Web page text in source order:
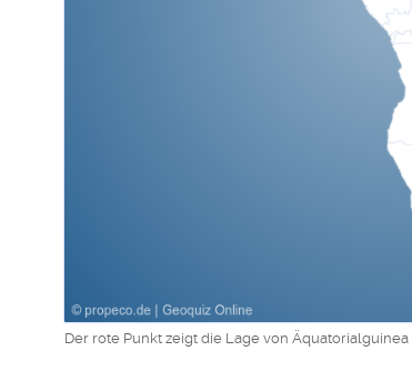
Der rote Punkt zeigt die Lage von